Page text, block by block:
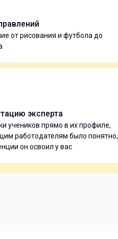
от рисования и футбола до
эксперта
учеников прямо в их профиле,
работодателям было понятно,
он освоил у вас